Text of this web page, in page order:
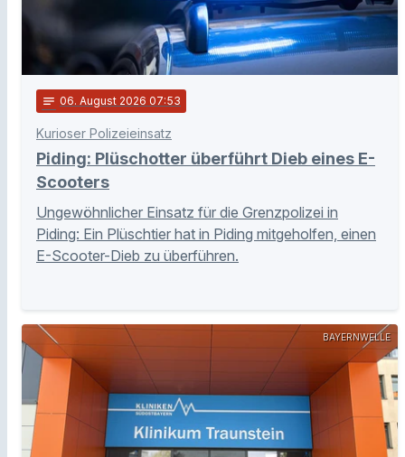
notes 06. August 2026 07:53
Kurioser Polizeieinsatz
Piding: Plüschotter überführt Dieb eines E-
Scooters
Ungewöhnlicher Einsatz für die Grenzpolizei in
Piding: Ein Plüschtier hat in Piding mitgeholfen, einen
E-Scooter-Dieb zu überführen.
BAYERNWELLE